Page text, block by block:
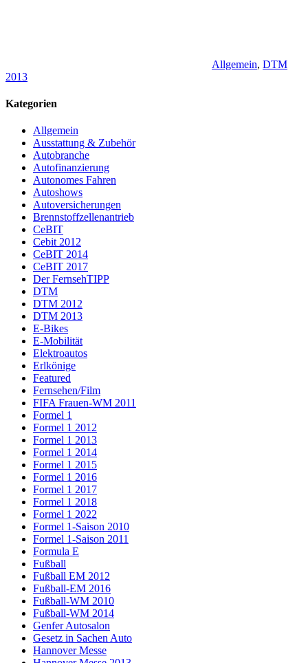
Allgemein, DTM
2013
Kategorien
Allgemein
Ausstattung & Zubehör
Autobranche
Autofinanzierung
Autonomes Fahren
Autoshows
Autoversicherungen
Brennstoffzellenantrieb
CeBIT
Cebit 2012
CeBIT 2014
CeBIT 2017
Der FernsehTIPP
DTM
DTM 2012
DTM 2013
E-Bikes
E-Mobilität
Elektroautos
Erlkönige
Featured
Fernsehen/Film
FIFA Frauen-WM 2011
Formel 1
Formel 1 2012
Formel 1 2013
Formel 1 2014
Formel 1 2015
Formel 1 2016
Formel 1 2017
Formel 1 2018
Formel 1 2022
Formel 1-Saison 2010
Formel 1-Saison 2011
Formula E
Fußball
Fußball EM 2012
Fußball-EM 2016
Fußball-WM 2010
Fußball-WM 2014
Genfer Autosalon
Gesetz in Sachen Auto
Hannover Messe